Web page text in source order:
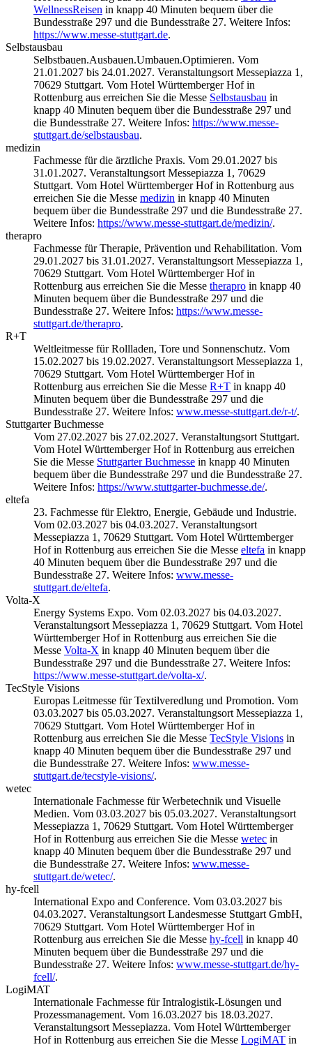
WellnessReisen in knapp 40 Minuten bequem über die
Bundesstraße 297 und die Bundesstraße 27. Weitere Infos:
https://www.messe-stuttgart.de.
Selbstausbau
Selbstbauen.Ausbauen.Umbauen.Optimieren. Vom
21.01.2027 bis 24.01.2027. Veranstaltungsort Messepiazza 1,
70629 Stuttgart. Vom Hotel Württemberger Hof in
Rottenburg aus erreichen Sie die Messe Selbstausbau in
knapp 40 Minuten bequem über die Bundesstraße 297 und
die Bundesstraße 27. Weitere Infos: https://www.messe-
stuttgart.de/selbstausbau.
medizin
Fachmesse für die ärztliche Praxis. Vom 29.01.2027 bis
31.01.2027. Veranstaltungsort Messepiazza 1, 70629
Stuttgart. Vom Hotel Württemberger Hof in Rottenburg aus
erreichen Sie die Messe medizin in knapp 40 Minuten
bequem über die Bundesstraße 297 und die Bundesstraße 27.
Weitere Infos: https://www.messe-stuttgart.de/medizin/.
therapro
Fachmesse für Therapie, Prävention und Rehabilitation. Vom
29.01.2027 bis 31.01.2027. Veranstaltungsort Messepiazza 1,
70629 Stuttgart. Vom Hotel Württemberger Hof in
Rottenburg aus erreichen Sie die Messe therapro in knapp 40
Minuten bequem über die Bundesstraße 297 und die
Bundesstraße 27. Weitere Infos: https://www.messe-
stuttgart.de/therapro.
R+T
Weltleitmesse für Rollladen, Tore und Sonnenschutz. Vom
15.02.2027 bis 19.02.2027. Veranstaltungsort Messepiazza 1,
70629 Stuttgart. Vom Hotel Württemberger Hof in
Rottenburg aus erreichen Sie die Messe R+T in knapp 40
Minuten bequem über die Bundesstraße 297 und die
Bundesstraße 27. Weitere Infos: www.messe-stuttgart.de/r-t/.
Stuttgarter Buchmesse
Vom 27.02.2027 bis 27.02.2027. Veranstaltungsort Stuttgart.
Vom Hotel Württemberger Hof in Rottenburg aus erreichen
Sie die Messe Stuttgarter Buchmesse in knapp 40 Minuten
bequem über die Bundesstraße 297 und die Bundesstraße 27.
Weitere Infos: https://www.stuttgarter-buchmesse.de/.
eltefa
23. Fachmesse für Elektro, Energie, Gebäude und Industrie.
Vom 02.03.2027 bis 04.03.2027. Veranstaltungsort
Messepiazza 1, 70629 Stuttgart. Vom Hotel Württemberger
Hof in Rottenburg aus erreichen Sie die Messe eltefa in knapp
40 Minuten bequem über die Bundesstraße 297 und die
Bundesstraße 27. Weitere Infos: www.messe-
stuttgart.de/eltefa.
Volta-X
Energy Systems Expo. Vom 02.03.2027 bis 04.03.2027.
Veranstaltungsort Messepiazza 1, 70629 Stuttgart. Vom Hotel
Württemberger Hof in Rottenburg aus erreichen Sie die
Messe Volta-X in knapp 40 Minuten bequem über die
Bundesstraße 297 und die Bundesstraße 27. Weitere Infos:
https://www.messe-stuttgart.de/volta-x/.
TecStyle Visions
Europas Leitmesse für Textilveredlung und Promotion. Vom
03.03.2027 bis 05.03.2027. Veranstaltungsort Messepiazza 1,
70629 Stuttgart. Vom Hotel Württemberger Hof in
Rottenburg aus erreichen Sie die Messe TecStyle Visions in
knapp 40 Minuten bequem über die Bundesstraße 297 und
die Bundesstraße 27. Weitere Infos: www.messe-
stuttgart.de/tecstyle-visions/.
wetec
Internationale Fachmesse für Werbetechnik und Visuelle
Medien. Vom 03.03.2027 bis 05.03.2027. Veranstaltungsort
Messepiazza 1, 70629 Stuttgart. Vom Hotel Württemberger
Hof in Rottenburg aus erreichen Sie die Messe wetec in
knapp 40 Minuten bequem über die Bundesstraße 297 und
die Bundesstraße 27. Weitere Infos: www.messe-
stuttgart.de/wetec/.
hy-fcell
International Expo and Conference. Vom 03.03.2027 bis
04.03.2027. Veranstaltungsort Landesmesse Stuttgart GmbH,
70629 Stuttgart. Vom Hotel Württemberger Hof in
Rottenburg aus erreichen Sie die Messe hy-fcell in knapp 40
Minuten bequem über die Bundesstraße 297 und die
Bundesstraße 27. Weitere Infos: www.messe-stuttgart.de/hy-
fcell/.
LogiMAT
Internationale Fachmesse für Intralogistik-Lösungen und
Prozessmanagement. Vom 16.03.2027 bis 18.03.2027.
Veranstaltungsort Messepiazza. Vom Hotel Württemberger
Hof in Rottenburg aus erreichen Sie die Messe LogiMAT in